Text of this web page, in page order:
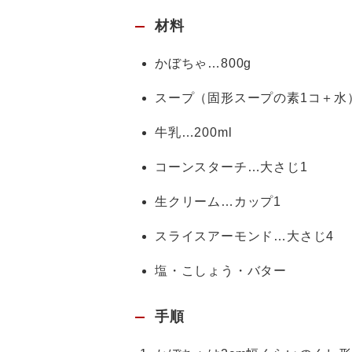
材料
かぼちゃ…800g
スープ（固形スープの素1コ＋水
牛乳…200ml
コーンスターチ…大さじ1
生クリーム…カップ1
スライスアーモンド…大さじ4
塩・こしょう・バター
手順